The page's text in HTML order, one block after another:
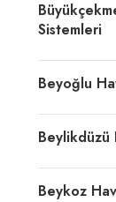
Sistemleri
Beyoğlu
Beylikdüzü
Beykoz